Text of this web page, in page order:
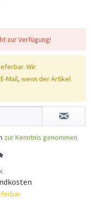
zur Verfügung!
Wir
Mail, wenn der Artikel
zur Kenntnis genommen.